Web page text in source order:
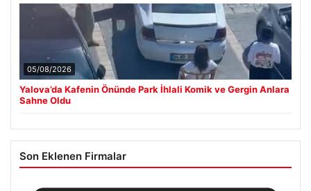
05/08/2026
Yalova’da Kafenin Önünde Park İhlali Komik ve Gergin Anlara
Sahne Oldu
Son Eklenen Firmalar